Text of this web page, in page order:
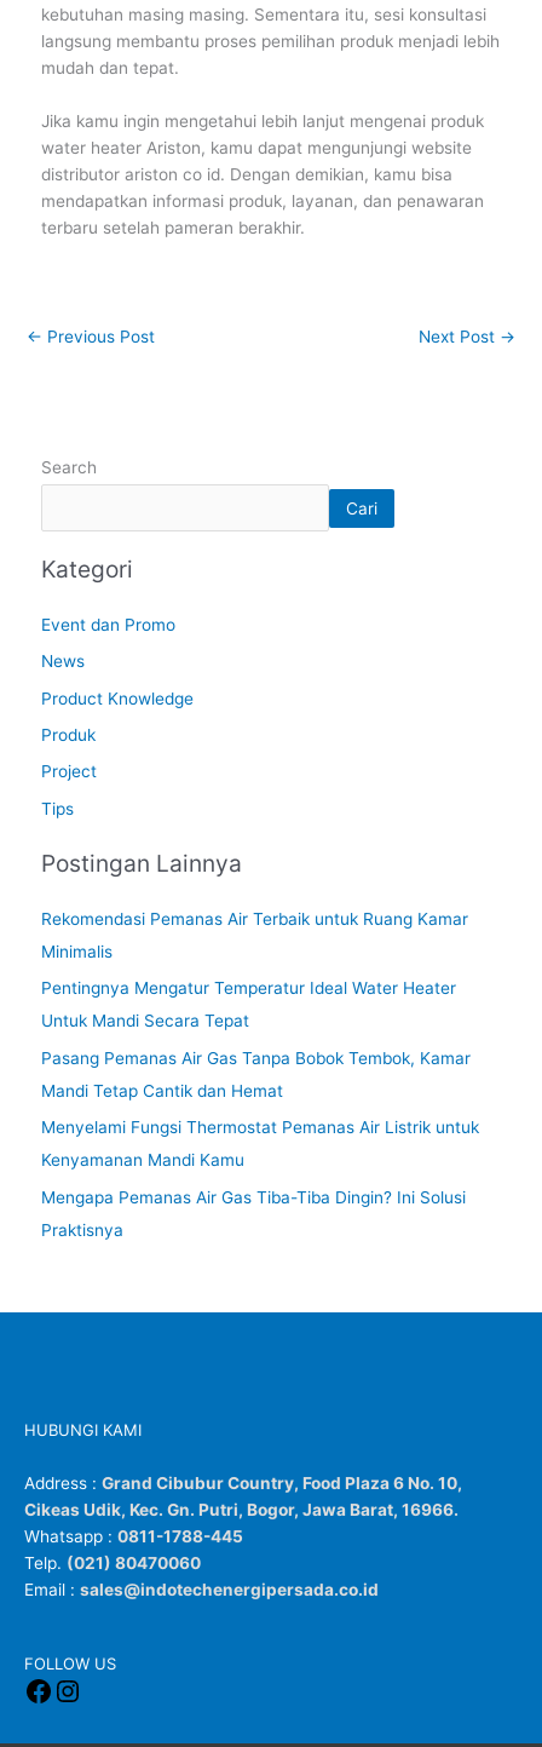
kebutuhan masing masing. Sementara itu, sesi konsultasi
langsung membantu proses pemilihan produk menjadi lebih
mudah dan tepat.
Jika kamu ingin mengetahui lebih lanjut mengenai produk
water heater Ariston, kamu dapat mengunjungi website
distributor ariston co id. Dengan demikian, kamu bisa
mendapatkan informasi produk, layanan, dan penawaran
terbaru setelah pameran berakhir.
← Previous Post Next Post →
Search
Cari
Kategori
Event dan Promo
News
Product Knowledge
Produk
Project
Tips
Postingan Lainnya
Rekomendasi Pemanas Air Terbaik untuk Ruang Kamar
Minimalis
Pentingnya Mengatur Temperatur Ideal Water Heater
Untuk Mandi Secara Tepat
Pasang Pemanas Air Gas Tanpa Bobok Tembok, Kamar
Mandi Tetap Cantik dan Hemat
Menyelami Fungsi Thermostat Pemanas Air Listrik untuk
Kenyamanan Mandi Kamu
Mengapa Pemanas Air Gas Tiba-Tiba Dingin? Ini Solusi
Praktisnya
HUBUNGI KAMI
Address : Grand Cibubur Country, Food Plaza 6 No. 10,
Cikeas Udik, Kec. Gn. Putri, Bogor, Jawa Barat, 16966.
Whatsapp : 0811-1788-445
Telp. (021) 80470060
Email : sales@indotechenergipersada.co.id
FOLLOW US
Facebook
Instagram